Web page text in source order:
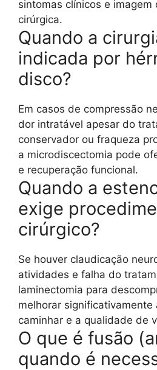
sintomas clínicos e
cirúrgica.
Quando a
indicada por
disco?
Em casos de compressão
dor intratável apesar do
conservador ou fraqueza
a microdiscectomia pode
e recuperação funcional.
Quando a
exige
cirúrgico?
Se houver claudicação
atividades e falha do
laminectomia para
melhorar significativamente
caminhar e a qualidade de
O que é fusão
quando é